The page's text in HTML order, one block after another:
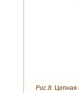
Рис.8. Цепная